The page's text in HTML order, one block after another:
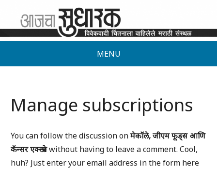
MENU
Manage subscriptions
You can follow the discussion onमेकॉले, जीएम फूड्स आणि
कॅन्सर एक्स्प्रेसwithout having to leave a comment. Cool,
huh? Just enter your email address in the form here